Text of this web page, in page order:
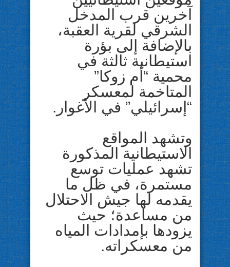
آخرين قرب المدخل
الشرقي لقرية العقبة،
بالإضافة إلى بؤرة
استيطانية ثالثة في
محمية “أم زوكا”
المتاخمة لمعسكر
“إسرائيلي” في الأغوار.
وتشهد المواقع
الاستيطانية المذكورة
تشهد عمليات توسع
مستمرة، في ظل ما
يقدمه لها جيش الاحتلال
من مساعدة؛ حيث
يزودها بإمدادات المياه
من معسكراته.